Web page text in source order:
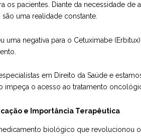
os pacientes. Diante da necessidade
uma realidade constante.
uma negativa para o Cetuximabe
em Direito da Saúde e
impeça o acesso ao tratamento
e Importância Terapêutica
biológico que revolucionou